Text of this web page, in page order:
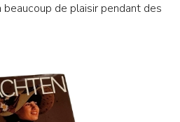
de plaisir pendant des